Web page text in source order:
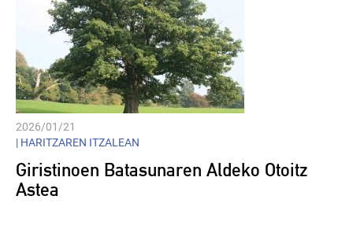
2026/01/21
| HARITZAREN ITZALEAN
Giristinoen Batasunaren Aldeko Otoitz
Astea